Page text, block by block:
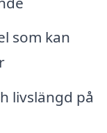
som kan
livslängd på